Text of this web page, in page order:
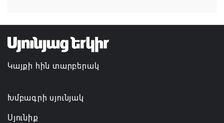
10.08.2026 11:36
Կայքի հին տարբերակ
Խմբագրի սյունյակ
Սյունիք